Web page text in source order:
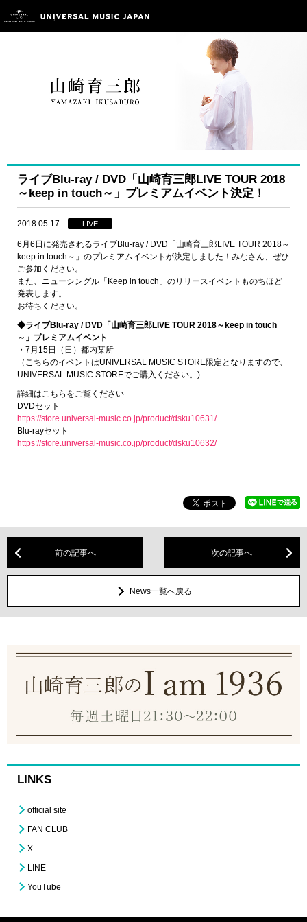
ライブBlu-ray / DVD「山崎育三郎LIVE TOUR 2018
～keep in touch～」プレミアムイベント決定！
2018.05.17 LIVE
6月6日に発売されるライブBlu-ray / DVD「山崎育三郎LIVE TOUR 2018～
keep in touch～」のプレミアムイベントが決定しました！みなさん、ぜひ
ご参加ください。
また、ニューシングル「Keep in touch」のリリースイベントものちほど
発表します。
お待ちください。
◆ライブBlu-ray / DVD「山崎育三郎LIVE TOUR 2018～keep in touch
～」プレミアムイベント
・7月15日（日）都内某所
（こちらのイベントはUNIVERSAL MUSIC STORE限定となりますので、
UNIVERSAL MUSIC STOREでご購入ください。)
詳細はこちらをご覧ください
DVDセット
https://store.universal-music.co.jp/product/dsku10631/
Blu-rayセット
https://store.universal-music.co.jp/product/dsku10632/
前の記事へ 次の記事へ
News一覧へ戻る
LINKS
official site
FAN CLUB
X
LINE
YouTube